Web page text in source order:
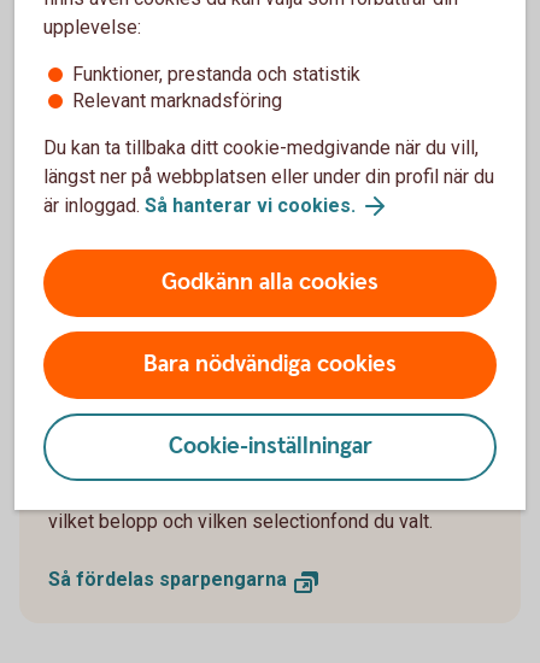
Köp Selection 100
Diagrammen visar fondernas normala fördelning.
En selectionfond är det enda du
behöver
Vad innehåller en selectionfond?
Selectionfonderna investerar i andra fonder. Här kan
vilket belopp och vilken selectionfond du valt.
Så fördelas sparpengarna
upplevelse:
Funktioner, prestanda och statistik
Relevant marknadsföring
Du kan ta tillbaka ditt cookie-medgivande när du vill,
längst ner på webbplatsen eller under din profil när du
är inloggad. Så hanterar vi cookies.
Godkänn alla cookies
Bara nödvändiga cookies
Cookie-inställningar